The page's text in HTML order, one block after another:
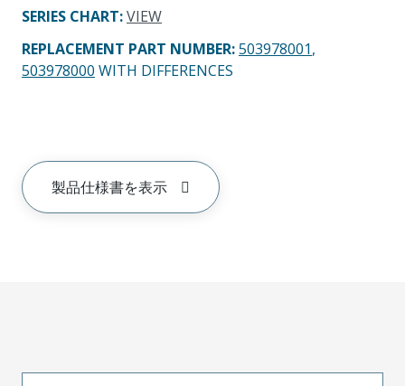
SERIES CHART:VIEW
REPLACEMENT PART NUMBER:503978001,
503978000 WITH DIFFERENCES
製品仕様書を表示